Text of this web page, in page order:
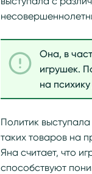
Она, в
игрушек.
на психику
Политик
таких товаров на
Яна считает, что
способствуют